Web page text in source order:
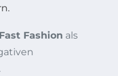
Fashion als